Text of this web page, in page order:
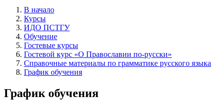
В начало
Курсы
ИДО ПСТГУ
Обучение
Гостевые курсы
Гостевой курс «О Православии по-русски»
Справочные материалы по грамматике русского языка
График обучения
График обучения